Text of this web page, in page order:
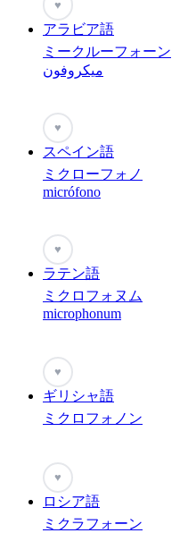
♥
アラビア語
ミークルーフォーン
ميكروفون
♥
スペイン語
ミクローフォノ
micrófono
♥
ラテン語
ミクロフォヌム
microphonum
♥
ギリシャ語
ミクロフォノン
♥
ロシア語
ミクラフォーン